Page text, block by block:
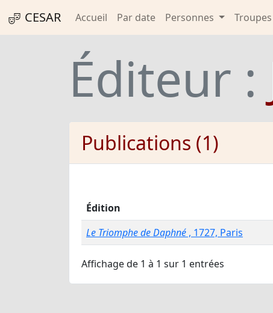
CESAR Accueil Par date Personnes Troupes
Éditeur :
Publications (1)
Édition
Le Triomphe de Daphné , 1727, Paris
Affichage de 1 à 1 sur 1 entrées